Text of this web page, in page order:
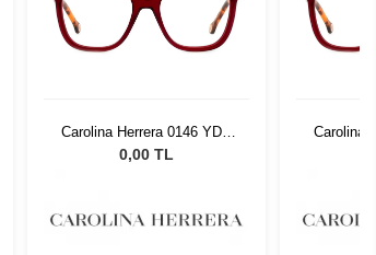
Carolina Herrera 0146 YDC
52 18
0,00 TL
Carolina